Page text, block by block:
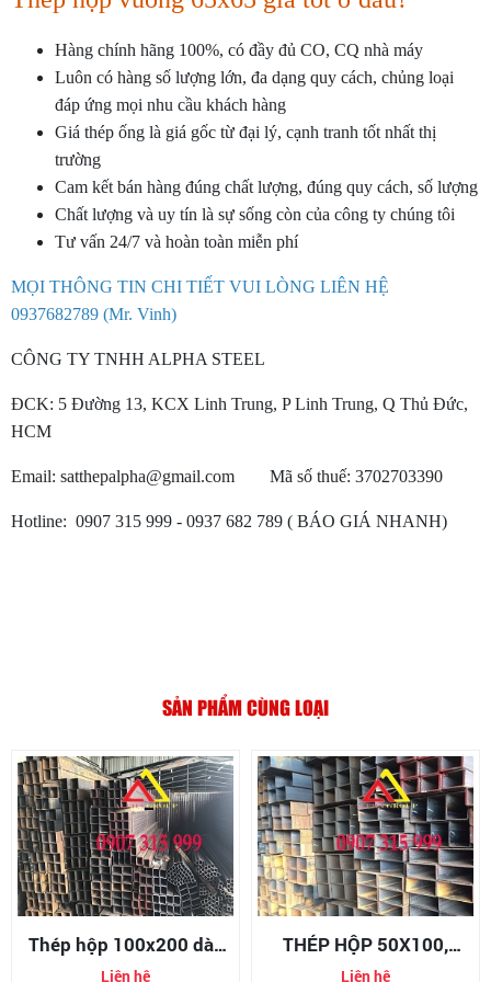
Hàng chính hãng 100%, có đầy đủ CO, CQ nhà máy
Luôn có hàng số lượng lớn, đa dạng quy cách, chủng loại
đáp ứng mọi nhu cầu khách hàng
Giá thép ống là giá gốc từ đại lý, cạnh tranh tốt nhất thị
trường
Cam kết bán hàng đúng chất lượng, đúng quy cách, số lượng
Chất lượng và uy tín là sự sống còn của công ty chúng tôi
Tư vấn 24/7 và hoàn toàn miễn phí
MỌI THÔNG TIN CHI TIẾT VUI LÒNG LIÊN HỆ
0937682789 (Mr. Vinh)
CÔNG TY TNHH ALPHA STEEL
ĐCK: 5 Đường 13, KCX Linh Trung, P Linh Trung, Q Thủ Đức,
HCM
Email: satthepalpha@gmail.com Mã số thuế: 3702703390
Hotline: 0907 315 999 - 0937 682 789 ( BÁO GIÁ NHANH)
SẢN PHẨM CÙNG LOẠI
Thép hộp 100x200 dày
10mm/10ly
Liên hệ
THÉP HỘP 50X100,
THÉP HỘP 100X50,
Liên hệ